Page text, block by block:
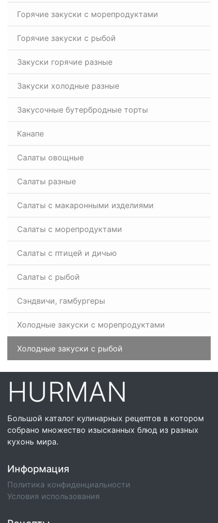
Горячие закуски с морепродуктами
Горячие закуски с рыбой
Закуски горячие разные
Закуски холодные разные
Закусочные бутербродные торты
Канапе
Салаты овощные
Салаты разные
Салаты с макаронными изделиями
Салаты с морепродуктами
Салаты с птицей и дичью
Салаты с рыбой
Сэндвичи, гамбургеры
Холодные закуски с морепродуктами
Холодные закуски с рыбой
HURMAN
Большой каталог кулинарных рецептов в котором
собрано множество изысканных блюд из разных
кухонь мира.
Информация
Политика конфиденциальности
Условия использования